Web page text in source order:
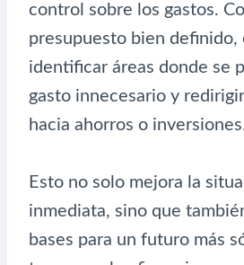
control sobre los gastos.
presupuesto bien definido,
identificar áreas donde se
gasto innecesario y
hacia ahorros o
Esto no solo mejora la
inmediata, sino que
bases para un futuro más